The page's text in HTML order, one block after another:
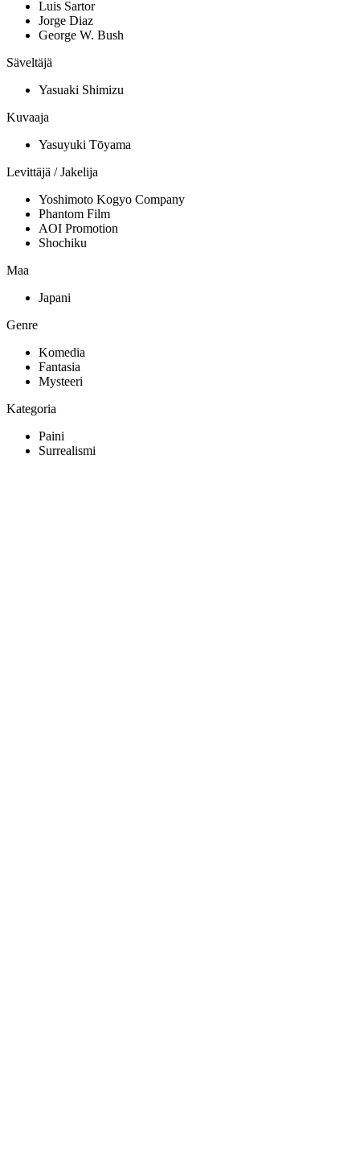
Luis Sartor
Jorge Diaz
George W. Bush
Säveltäjä
Yasuaki Shimizu
Kuvaaja
Yasuyuki Tōyama
Levittäjä / Jakelija
Yoshimoto Kogyo Company
Phantom Film
AOI Promotion
Shochiku
Maa
Japani
Genre
Komedia
Fantasia
Mysteeri
Kategoria
Paini
Surrealismi